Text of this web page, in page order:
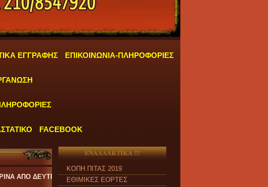
ΕΓΓΡΑΦΗΣ ΕΠΙΚΟΙΝΩΝΙΑ-ΠΛΗΡΟΦΟΡΙΕΣ
FACEBOOK
έως ΠΑΡΑΣΚΕΥΗ και από ώρα 09:00 π.μ. έως 04:00 μ.μ.
ΕΝΑΛΛΑΚΤΙΚΑ !!!
ΚΟΠΗ ΠΙΤΑΣ 2019
ΕΘΙΜΙΚΕΣ ΕΟΡΤΕΣ